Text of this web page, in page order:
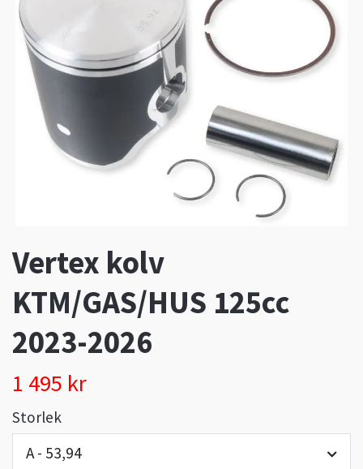
Vertex kolv
KTM/GAS/HUS 125cc
2023-2026
1 495 kr
Storlek
A - 53,94